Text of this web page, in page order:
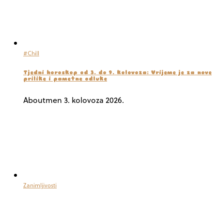
#Chill
Tjedni horoskop od 3. do 9. kolovoza: Vrijeme je za nove
prilike i pametne odluke
Aboutmen 3. kolovoza 2026.
Zanimljivosti